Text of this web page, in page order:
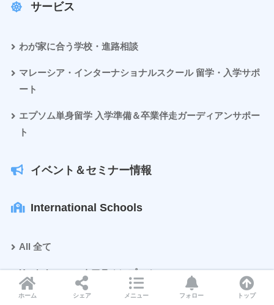
サービス
わが家に合う学校・進路相談
マレーシア・インターナショナルスクール 留学・入学サポ
ート
エプソム単身留学 入学準備＆卒業伴走ガーディアンサポー
ト
イベント＆セミナー情報
International Schools
All 全て
Kuala Lumpur クアラルンプール
Johor Baru ジョホールバル
ホーム シェア メニュー フォロー トップ